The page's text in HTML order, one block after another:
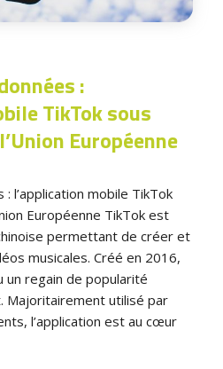
:
TikTok sous
Européenne
l’application mobile TikTok
Européenne TikTok est
permettant de créer et
musicales. Créé en 2016,
un regain de popularité
Majoritairement utilisé par
l’application est au cœur